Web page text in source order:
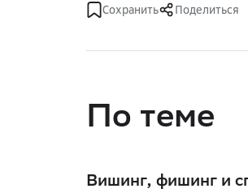
Сохранить Поделиться
По теме
Вишинг, фишинг и